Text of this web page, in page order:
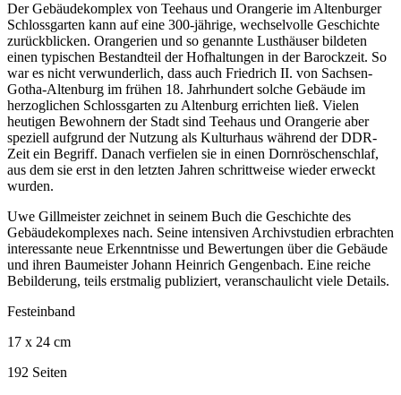
Der Gebäudekomplex von Teehaus und Orangerie im Altenburger
Schlossgarten kann auf eine 300-jährige, wechselvolle Geschichte
zurückblicken. Orangerien und so genannte Lusthäuser bildeten
einen typischen Bestandteil der Hofhaltungen in der Barockzeit. So
war es nicht verwunderlich, dass auch Friedrich II. von Sachsen-
Gotha-Altenburg im frühen 18. Jahrhundert solche Gebäude im
herzoglichen Schlossgarten zu Altenburg errichten ließ. Vielen
heutigen Bewohnern der Stadt sind Teehaus und Orangerie aber
speziell aufgrund der Nutzung als Kulturhaus während der DDR-
Zeit ein Begriff. Danach verfielen sie in einen Dornröschenschlaf,
aus dem sie erst in den letzten Jahren schrittweise wieder erweckt
wurden.
Uwe Gillmeister zeichnet in seinem Buch die Geschichte des
Gebäudekomplexes nach. Seine intensiven Archivstudien erbrachten
interessante neue Erkenntnisse und Bewertungen über die Gebäude
und ihren Baumeister Johann Heinrich Gengenbach. Eine reiche
Bebilderung, teils erstmalig publiziert, veranschaulicht viele Details.
Festeinband
17 x 24 cm
192 Seiten